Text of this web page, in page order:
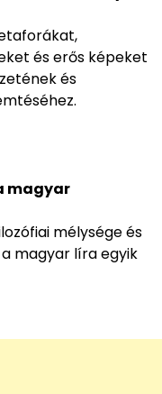
és erős képeket
és
magyar
mélysége és
magyar líra egyik